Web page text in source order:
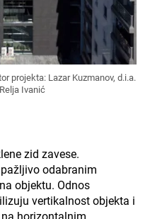
projekta: Lazar Kuzmanov, d.i.a.
Ivanić
zid zavese.
odabranim
objektu. Odnos
vertikalnost objekta i